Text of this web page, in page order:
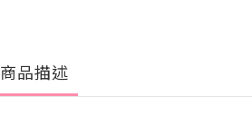
商品描述